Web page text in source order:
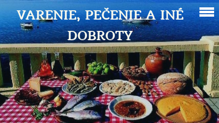
VARENIE, PEČENIE A INÉ
DOBROTY